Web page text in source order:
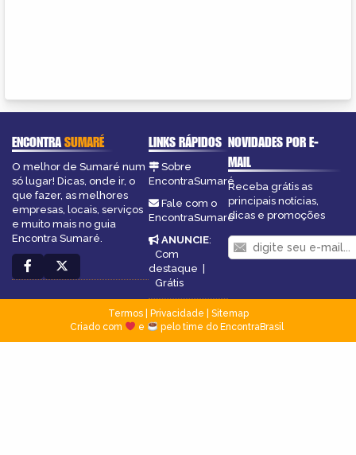
ENCONTRASUMARÉ
O melhor de Sumaré num
só lugar! Dicas, onde ir, o
que fazer, as melhores
empresas, locais, serviços
e muito mais no guia
Encontra Sumaré.
LINKS RÁPIDOS
Sobre
EncontraSumaré
Fale com o
EncontraSumaré
ANUNCIE:
Com
destaque |
Grátis
NOVIDADES POR E-
MAIL
Receba grátis as
principais notícias,
dicas e promoções
Termos| Privacidade
Sitemap
Criado com
e pelo time do EncontraBrasil